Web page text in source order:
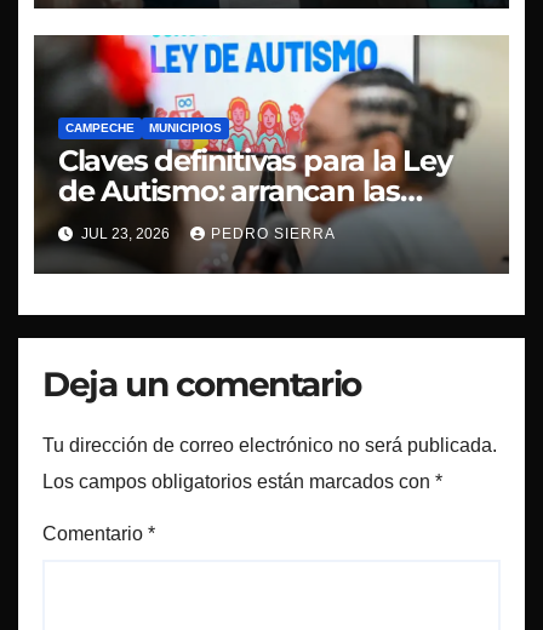
CAMPECHE MUNICIPIOS
Claves definitivas para la Ley
de Autismo: arrancan las
mesas de la Consulta Pública
JUL 23, 2026 PEDRO SIERRA
Deja un comentario
Tu dirección de correo electrónico no será publicada.
Los campos obligatorios están marcados con *
Comentario *